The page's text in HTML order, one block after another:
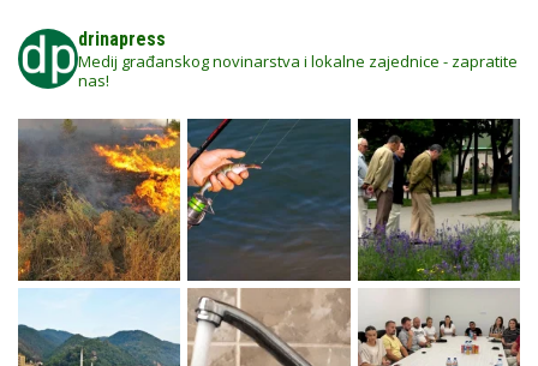
drinapress
Medij građanskog novinarstva i lokalne zajednice - zapratite
nas!